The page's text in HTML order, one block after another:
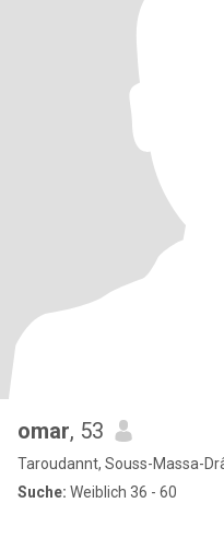
omar, 53
Taroudannt, Souss-Massa-
Suche: Weiblich 36 - 60